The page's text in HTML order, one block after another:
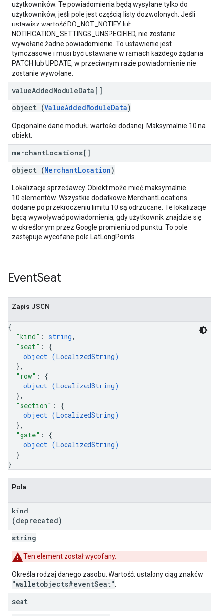
użytkowników. Te powiadomienia będą wysyłane tylko do
użytkowników, jeśli pole jest częścią listy dozwolonych. Jeśli
ustawisz wartość DO_NOT_NOTIFY lub
NOTIFICATION_SETTINGS_UNSPECIFIED, nie zostanie
wywołane żadne powiadomienie. To ustawienie jest
tymczasowe i musi być ustawiane w ramach każdego żądania
PATCH lub UPDATE, w przeciwnym razie powiadomienie nie
zostanie wywołane.
valueAddedModuleData[]
object (ValueAddedModuleData)
Opcjonalne dane modułu wartości dodanej. Maksymalnie 10 na
obiekt.
merchantLocations[]
object (MerchantLocation)
Lokalizacje sprzedawcy. Obiekt może mieć maksymalnie
10 elementów. Wszystkie dodatkowe MerchantLocations
dodane po przekroczeniu limitu 10 są odrzucane. Te lokalizacje
będą wywoływać powiadomienia, gdy użytkownik znajdzie się
w określonym przez Google promieniu od punktu. To pole
zastępuje wycofane pole LatLongPoints.
EventSeat
Zapis JSON
{
"kind" : string,
"seat" : {
object (LocalizedString)
},
"row" : {
object (LocalizedString)
},
"section" : {
object (LocalizedString)
},
"gate" : {
object (LocalizedString)
}
}
Pola
kind
(deprecated)
string
Ten element został wycofany.
Określa rodzaj danego zasobu. Wartość: ustalony ciąg znaków
"walletobjects#eventSeat"
seat